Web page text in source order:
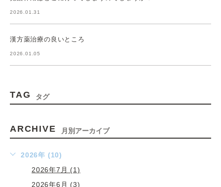
2026.01.31
漢方薬治療の良いところ
2026.01.05
TAG タグ
ARCHIVE 月別アーカイブ
2026年 (10)
2026年7月 (1)
2026年6月 (3)